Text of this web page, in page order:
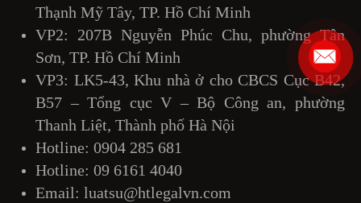
Thạnh Mỹ Tây, TP. Hồ Chí Minh
VP2: 207B Nguyễn Phúc Chu, phường Tân
Sơn, TP. Hồ Chí Minh
VP3: LK5-43, Khu nhà ở cho CBCS Cục B42,
B57 – Tổng cục V – Bộ Công an, phường
Thanh Liệt, Thành phố Hà Nội
Hotline: 0904 285 681
Hotline: 09 6161 4040
Email: luatsu@htlegalvn.com